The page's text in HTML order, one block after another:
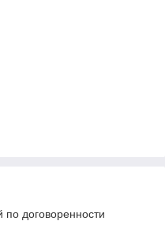
по договоренности